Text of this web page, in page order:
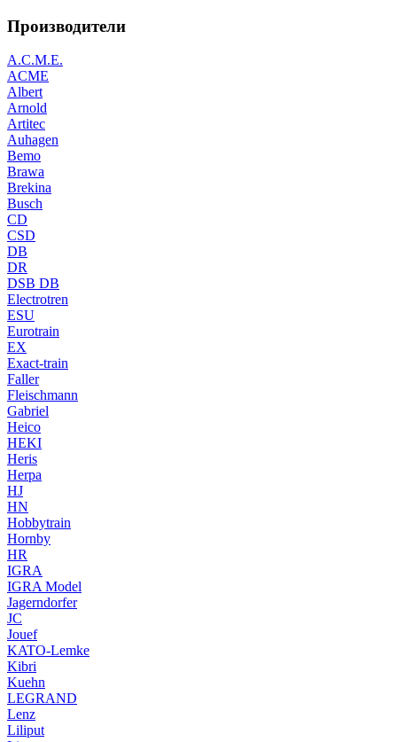
Производители
A.C.M.E.
ACME
Albert
Arnold
Artitec
Auhagen
Bemo
Brawa
Brekina
Busch
CD
CSD
DB
DR
DSB DB
Electrotren
ESU
Eurotrain
EX
Exact-train
Faller
Fleischmann
Gabriel
Heico
HEKI
Heris
Herpa
HJ
HN
Hobbytrain
Hornby
HR
IGRA
IGRA Model
Jagerndorfer
JC
Jouef
KATO-Lemke
Kibri
Kuehn
LEGRAND
Lenz
Liliput